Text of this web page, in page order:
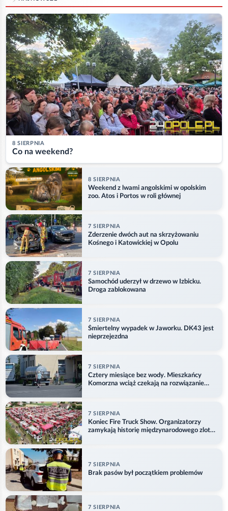
8 SIERPNIA
Co na weekend?
8 SIERPNIA
Weekend z lwami angolskimi w opolskim
zoo. Atos i Portos w roli głównej
7 SIERPNIA
Zderzenie dwóch aut na skrzyżowaniu
Kośnego i Katowickiej w Opolu
7 SIERPNIA
Samochód uderzył w drzewo w Izbicku.
Droga zablokowana
7 SIERPNIA
Śmiertelny wypadek w Jaworku. DK43 jest
nieprzejezdna
7 SIERPNIA
Cztery miesiące bez wody. Mieszkańcy
Komorzna wciąż czekają na rozwiązanie
7 SIERPNIA
Koniec Fire Truck Show. Organizatorzy
zamykają historię międzynarodowego zlotu
7 SIERPNIA
Brak pasów był początkiem problemów
7 SIERPNIA